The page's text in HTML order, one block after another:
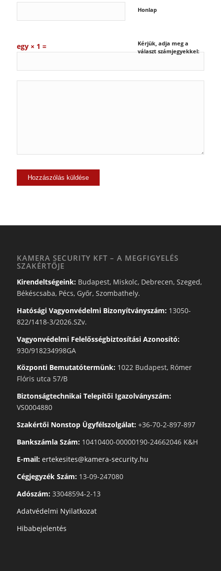
Honlap
Kérjük, adja meg a
választ számjegyekkel:
egy × 1 =
KAMERA SECURITY KFT – A MEGFIGYELÉS
SZAKÉRTŐJE
Kirendeltségeink:Budapest, Miskolc, Debrecen, Szeged,
Békéscsaba, Pécs, Győr, Szombathely.
Hatósági Vagyonvédelmi Bizonyítványszám:13050-
822/1418-3/2026.SZv.
Vagyonvédelmi Felelősségbiztosítási Azonosító:
930/918234998GA
Központi Bemutatótermünk:1022 Budapest, Rómer
Flóris utca 57/B
Biztonságtechnikai Telepítői Igazolványszám:
VS0004880
Szakértői Nonstop Ügyfélszolgálat:+36-70-2-897-897
Bankszámla Szám:10410400-00000190-24662046 K&H
E-mail: ertekesites@kamera-security.hu
Cégjegyzék Szám:13-09-247080
Adószám:33048594-2-13
Adatvédelmi Nyilatkozat
Hibabejelentés